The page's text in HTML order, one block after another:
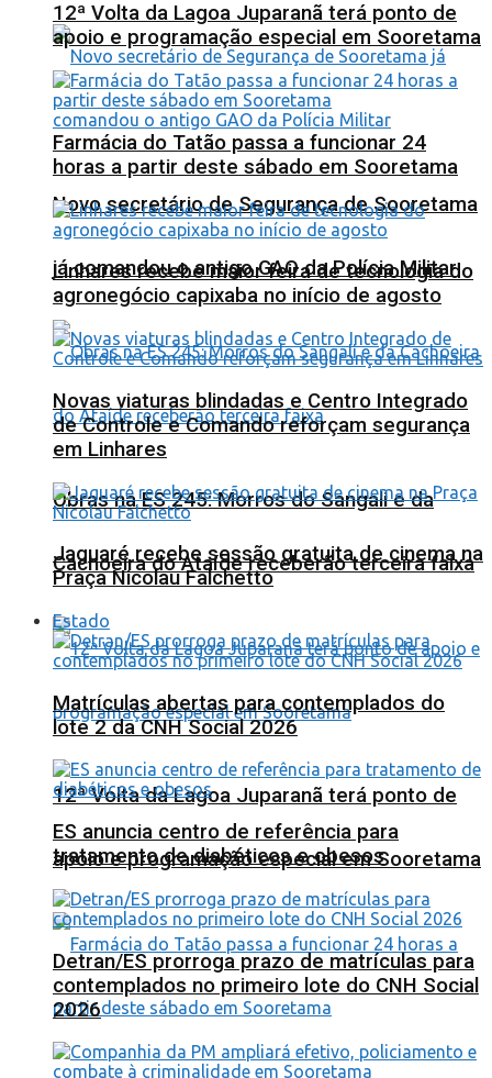
Novo secretário de Segurança de Sooretama
já comandou o antigo GAO da Polícia Militar
Obras na ES 245: Morros do Sangali e da
Cachoeira do Ataíde receberão terceira faixa
12ª Volta da Lagoa Juparanã terá ponto de
apoio e programação especial em Sooretama
12ª Volta da Lagoa Juparanã terá ponto de
apoio e programação especial em Sooretama
Farmácia do Tatão passa a funcionar 24
horas a partir deste sábado em Sooretama
Linhares recebe maior feira de tecnologia do
agronegócio capixaba no início de agosto
Novas viaturas blindadas e Centro Integrado
de Controle e Comando reforçam segurança
em Linhares
Jaguaré recebe sessão gratuita de cinema na
Praça Nicolau Falchetto
Estado
Matrículas abertas para contemplados do
lote 2 da CNH Social 2026
ES anuncia centro de referência para
tratamento de diabéticos e obesos
Detran/ES prorroga prazo de matrículas para
contemplados no primeiro lote do CNH Social
2026